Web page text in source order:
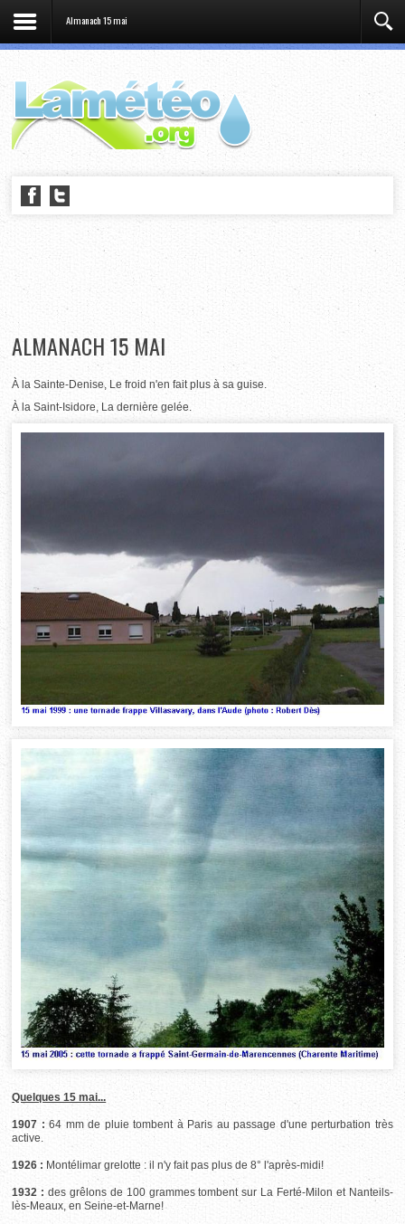
Almanach 15 mai
ALMANACH 15 MAI
À la Sainte-Denise, Le froid n'en fait plus à sa guise.
À la Saint-Isidore, La dernière gelée.
Quelques 15 mai...
1907 : 64 mm de pluie tombent à Paris au passage d'une perturbation très
active.
1926 : Montélimar grelotte : il n'y fait pas plus de 8° l'après-midi!
1932 : des grêlons de 100 grammes tombent sur La Ferté-Milon et Nanteils-
lès-Meaux, en Seine-et-Marne!